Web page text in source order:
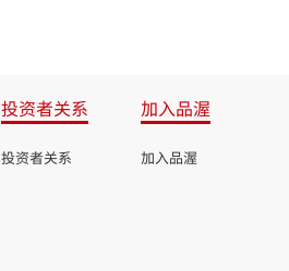
投资者关系
投资者关系
加入品渥
加入品渥